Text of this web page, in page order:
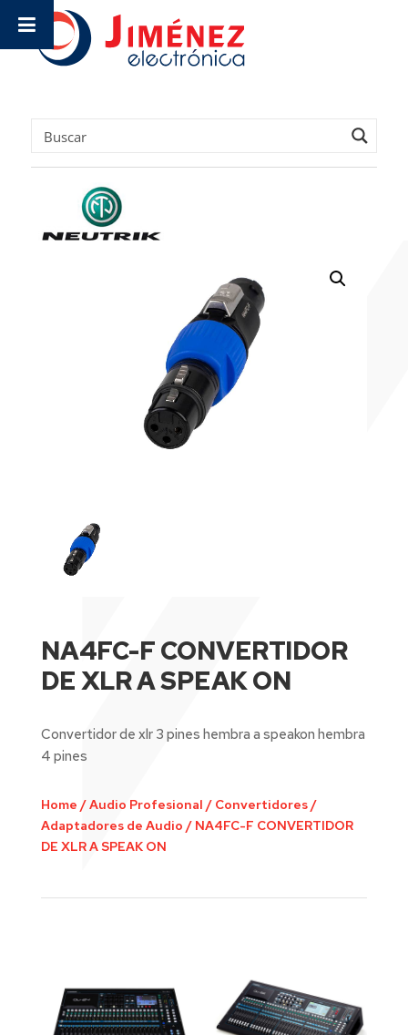
NA4FC-F CONVERTIDOR
DE XLR A SPEAK ON
Convertidor de xlr 3 pines hembra a speakon hembra
4 pines
Home /Audio Profesional / Convertidores /
Adaptadores de Audio / NA4FC-F CONVERTIDOR
DE XLR A SPEAK ON